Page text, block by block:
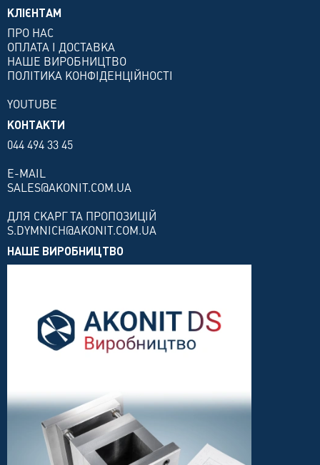
КЛІЄНТАМ
ПРО НАС
ОПЛАТА І ДОСТАВКА
НАШЕ ВИРОБНИЦТВО
ПОЛІТИКА КОНФІДЕНЦІЙНОСТІ
YOUTUBE
КОНТАКТИ
044 494 33 45
E-MAIL
SALES@AKONIT.COM.UA
ДЛЯ СКАРГ ТА ПРОПОЗИЦІЙ
S.DYMNICH@AKONIT.COM.UA
НАШЕ ВИРОБНИЦТВО